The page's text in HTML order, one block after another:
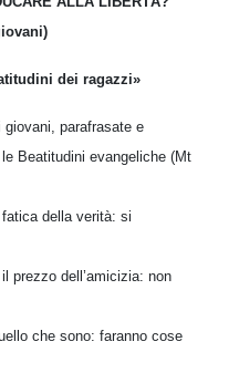
dei ragazzi»
giovani, parafrasate e
Beatitudini evangeliche (Mt
della verità: si
prezzo dell’amicizia: non
che sono: faranno cose